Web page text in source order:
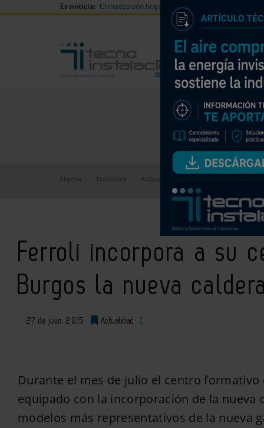
Es noticia: Climatización hogares verano
Ferroli incorpora a
Ferroli incorpora a su
Burgos la nueva
27 de julio, 2015 Actualidad 0
Durante el mes de julio el centro formativo
equipado con la incorporación de la nueva
modelos más representativos de la nueva